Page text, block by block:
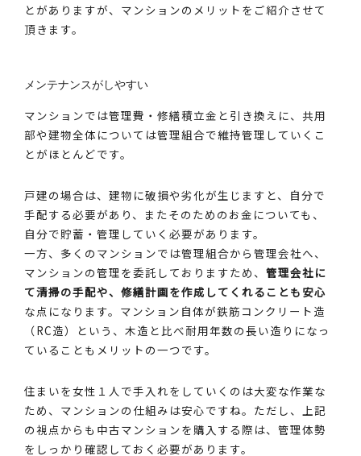
とがありますが、マンションのメリットをご紹介させて
頂きます。
メンテナンスがしやすい
マンションでは管理費・修繕積立金と引き換えに、共用
部や建物全体については管理組合で維持管理していくこ
とがほとんどです。
戸建の場合は、建物に破損や劣化が生じますと、自分で
手配する必要があり、またそのためのお金についても、
自分で貯蓄・管理していく必要があります。
一方、多くのマンションでは管理組合から管理会社へ、
マンションの管理を委託しておりますため、管理会社に
て清掃の手配や、修繕計画を作成してくれることも安心
な点になります。マンション自体が鉄筋コンクリート造
（RC造）という、木造と比べ耐用年数の長い造りになっ
ていることもメリットの一つです。
住まいを女性１人で手入れをしていくのは大変な作業な
ため、マンションの仕組みは安心ですね。ただし、上記
の視点からも中古マンションを購入する際は、管理体勢
をしっかり確認しておく必要があります。